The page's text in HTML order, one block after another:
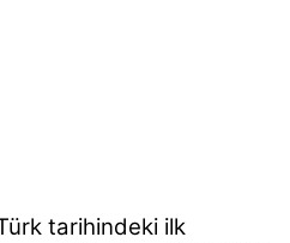
tarihindeki ilk